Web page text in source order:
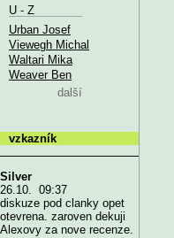
U - Z
Urban Josef
Viewegh Michal
Waltari Mika
Weaver Ben
další
vzkazník
Silver
26.10. 09:37
diskuze pod clanky opet
otevrena. zaroven dekuji
Alexovy za nove recenze.